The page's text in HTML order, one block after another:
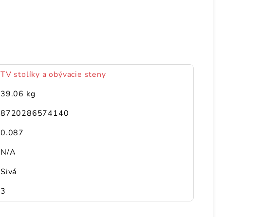
TV stolíky a obývacie steny
39.06 kg
8720286574140
0.087
N/A
Sivá
3